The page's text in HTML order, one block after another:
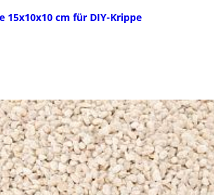
15x10x10 cm für DIY-Krippe